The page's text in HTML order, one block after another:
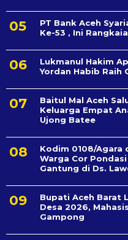
PT Bank Aceh
Ke-53 , Ini
Lukmanul Hakim
Yordan Habib Raih
Baitul Mal Aceh
Keluarga Empat
Ujong Batee
Kodim 0108/Agara
Warga Cor
Gantung di Ds.
Bupati Aceh Barat
Desa 2026,
Gampong